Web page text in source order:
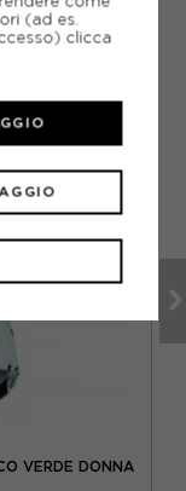
VERDE DONNA
(ad es.
clicca